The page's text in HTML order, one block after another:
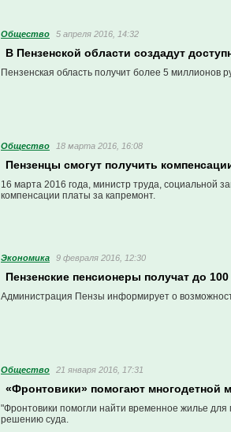
Общество 5 апреля 2016, 14:32
В Пензенской области создадут
Пензенская область получит более 5 миллионов
Общество 18 марта 2016, 16:08
Пензенцы смогут получить
16 марта 2016 года, министр труда, социальной
компенсации платы за капремонт.
Экономика 9 февраля 2016, 12:30
Пензенские пенсионеры получат до
Администрация Пензы информирует о
Общество 21 января 2016, 17:31
«Фронтовики» помогают многодетной
"Фронтовики помогли найти временное жилье
решению суда.